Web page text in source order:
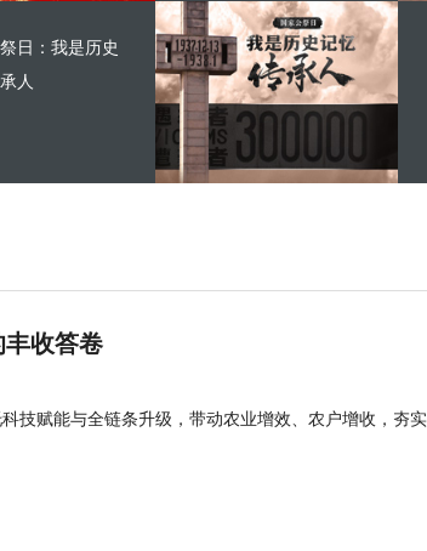
日：我是历史
人
收答卷
技赋能与全链条升级，带动农业增效、农户增收，夯